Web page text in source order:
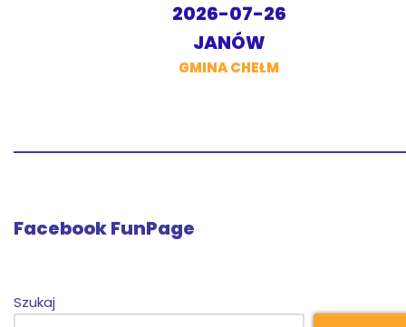
2026-07-26
JANÓW
GMINA CHEŁM
Facebook FunPage
Szukaj